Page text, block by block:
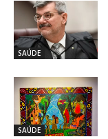
SAÚDE
SAÚDE